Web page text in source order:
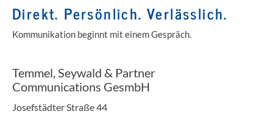
Direkt. Persönlich. Verlässlich.
Kommunikation beginnt mit einem Gespräch.
Temmel, Seywald & Partner
Communications GesmbH
Josefstädter Straße 44